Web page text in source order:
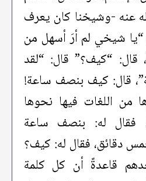
عنه -وشيخنا كان يعرف
“يا شيخي لم أرَ أسهل من
قال: “كيف؟” قال: “لقد
قال: كيف بنصف ساعة!
من اللغات فيها نحوها
فقال له: بنصف ساعة
دقائق، فقال له: كيف؟
قاعدةً أن كل كلمة